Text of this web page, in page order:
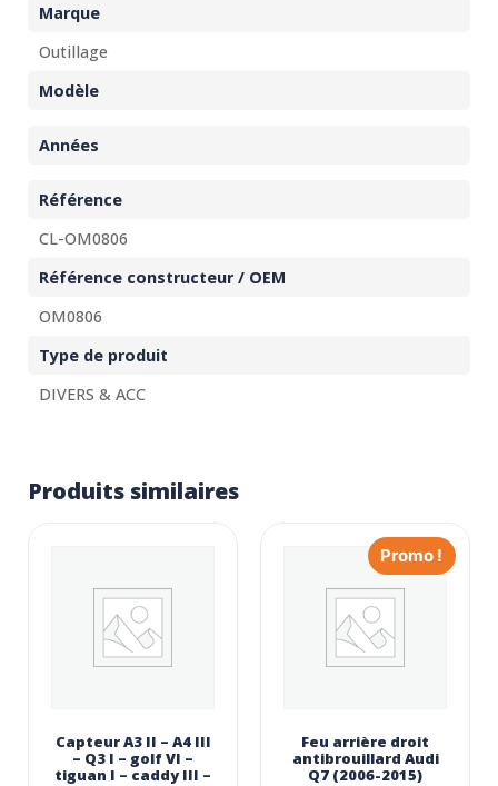
Marque
Outillage
Modèle
Années
Référence
CL-OM0806
Référence constructeur / OEM
OM0806
Type de produit
DIVERS & ACC
Produits similaires
Capteur A3 II – A4 III
– Q3 I – golf VI –
tiguan I – caddy III –
Promo !
Feu arrière droit
antibrouillard Audi
Q7 (2006-2015)